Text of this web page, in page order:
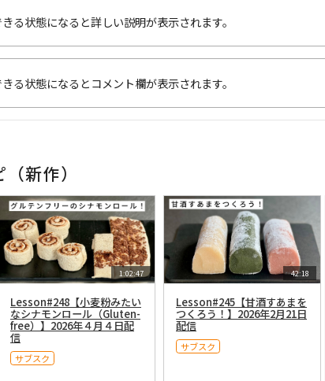
る状態になると詳しい説明が表示されます。
る状態になるとコメント欄が表示されます。
新作）
1:02:47
Lesson#248【小麦粉みたい
なシナモンロール（Gluten-
free）】2026年４月４日配
信
サブスク
42:18
Lesson#245【甘酒すあまを
つくろう！】2026年2月21日
配信
サブスク